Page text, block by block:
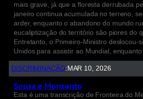
mais grave, já que a floresta derrubada
janeiro continua acumulada no terreno,
arder, enquanto o abandono do mundo
eucaliptização do território são piores do
Entretanto, o Primeiro-Ministro deslocou-
Unidos para assistir ao Mundial, enquanto
DISCRIMINAÇÃO: MAR 10, 2026
Sousa e Monsanto
Esta é uma transcrição de Fronteira do